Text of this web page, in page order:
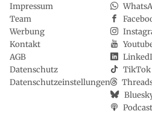
Impressum
Team
Werbung
Kontakt
AGB
Datenschutz
Datenschutzeinstellungen
TikTok
Podcast